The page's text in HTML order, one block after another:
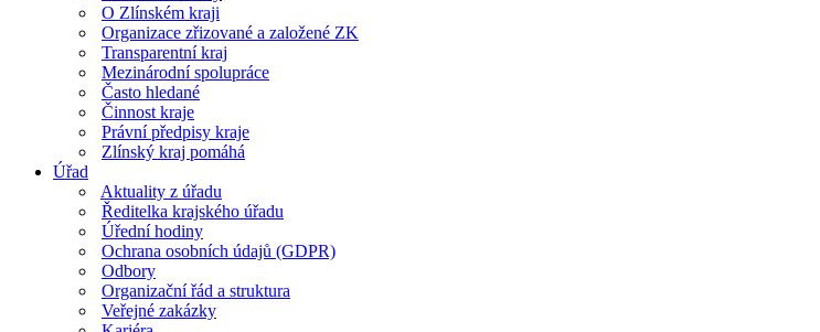
O Zlínském kraji
Organizace zřizované a založené ZK
Transparentní kraj
Mezinárodní spolupráce
Často hledané
Činnost kraje
Právní předpisy kraje
Zlínský kraj pomáhá
Úřad
Aktuality z úřadu
Ředitelka krajského úřadu
Úřední hodiny
Ochrana osobních údajů (GDPR)
Odbory
Organizační řád a struktura
Veřejné zakázky